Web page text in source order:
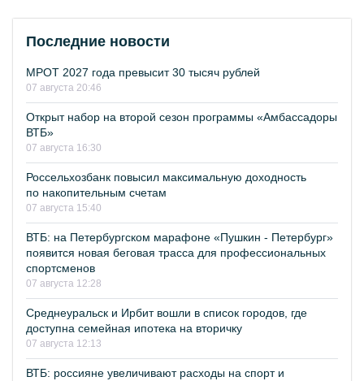
Последние новости
МРОТ 2027 года превысит 30 тысяч рублей
07 августа 20:46
Открыт набор на второй сезон программы «Амбассадоры
ВТБ»
07 августа 16:30
Россельхозбанк повысил максимальную доходность
по накопительным счетам
07 августа 15:40
ВТБ: на Петербургском марафоне «Пушкин - Петербург»
появится новая беговая трасса для профессиональных
спортсменов
07 августа 12:28
Среднеуральск и Ирбит вошли в список городов, где
доступна семейная ипотека на вторичку
07 августа 12:13
ВТБ: россияне увеличивают расходы на спорт и